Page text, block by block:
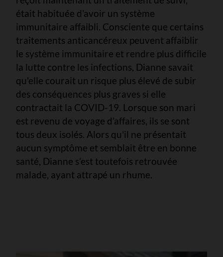
était habituée d'avoir un système
immunitaire affaibli. Consciente que certains
traitements anticancéreux peuvent affaiblir
le système immunitaire et rendre plus difficile
la lutte contre les infections, Dianne savait
qu'elle courait un risque plus élevé de subir
des conséquences plus graves si elle
contractait la COVID-19. Lorsque son mari
est revenu de voyage d’affaires, ils se sont
tous deux isolés. Alors qu'il ne présentait
aucun symptôme et semblait être en bonne
santé, Dianne s’est toutefois retrouvée
malade, ayant attrapé un rhume.